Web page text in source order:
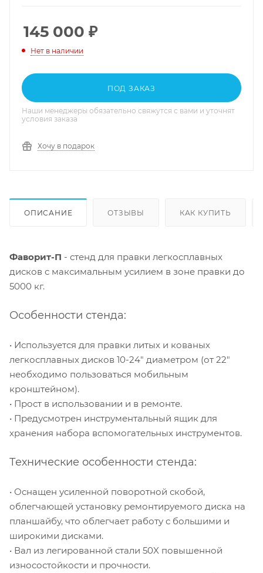
145 000 ₽
Нет в наличии
ПОД ЗАКАЗ
Наши менеджеры обязательно свяжутся с вами и уточнят
условия заказа
Хочу в подарок
ОПИСАНИЕ ОТЗЫВЫ КАК КУПИТЬ
Фаворит-П - стенд для правки легкосплавных
дисков с максимальным усилием в зоне правки до
5000 кг.
Особенности стенда:
• Используется для правки литых и кованых
легкосплавных дисков 10-24" диаметром (от 22"
необходимо пользоваться мобильным
кронштейном).
• Прост в использовании и в ремонте.
• Предусмотрен инструментальный ящик для
хранения набора вспомогательных инструментов.
Технические особенности стенда:
• Оснащен усиленной поворотной скобой,
облегчающей установку ремонтируемого диска на
планшайбу, что облегчает работу с большими и
широкими дисками.
• Вал из легированной стали 50X повышенной
износостойкости и прочности.